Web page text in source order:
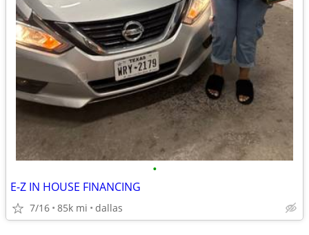
•
E-Z IN HOUSE FINANCING
7/16 85k mi dallas